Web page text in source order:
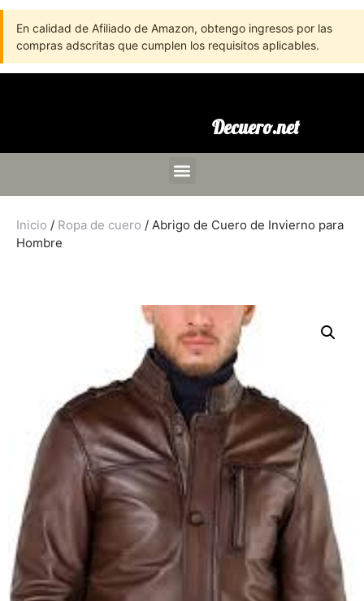
En calidad de Afiliado de Amazon, obtengo ingresos por las
compras adscritas que cumplen los requisitos aplicables.
Decuero.net
Inicio / Ropa de cuero / Abrigo de Cuero de Invierno para
Hombre